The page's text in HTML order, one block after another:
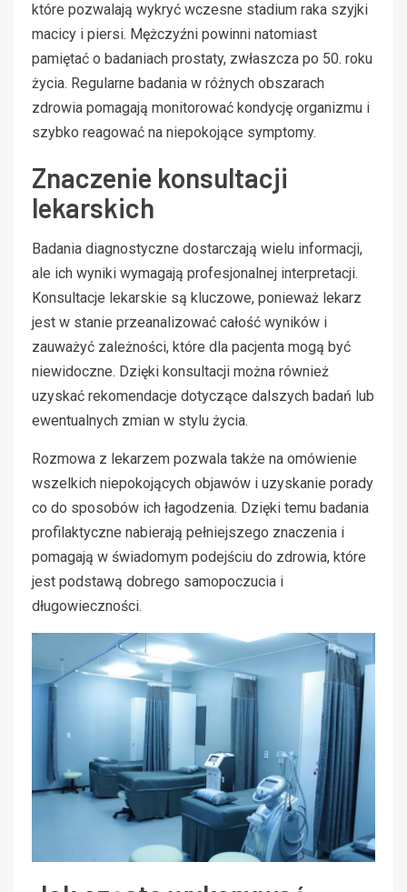
które pozwalają wykryć wczesne stadium raka szyjki
macicy i piersi. Mężczyźni powinni natomiast
pamiętać o badaniach prostaty, zwłaszcza po 50. roku
życia. Regularne badania w różnych obszarach
zdrowia pomagają monitorować kondycję organizmu i
szybko reagować na niepokojące symptomy.
Znaczenie konsultacji
lekarskich
Badania diagnostyczne dostarczają wielu informacji,
ale ich wyniki wymagają profesjonalnej interpretacji.
Konsultacje lekarskie są kluczowe, ponieważ lekarz
jest w stanie przeanalizować całość wyników i
zauważyć zależności, które dla pacjenta mogą być
niewidoczne. Dzięki konsultacji można również
uzyskać rekomendacje dotyczące dalszych badań lub
ewentualnych zmian w stylu życia.
Rozmowa z lekarzem pozwala także na omówienie
wszelkich niepokojących objawów i uzyskanie porady
co do sposobów ich łagodzenia. Dzięki temu badania
profilaktyczne nabierają pełniejszego znaczenia i
pomagają w świadomym podejściu do zdrowia, które
jest podstawą dobrego samopoczucia i
długowieczności.